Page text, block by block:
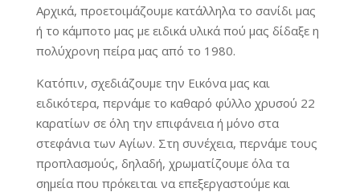
Αρχικά, προετοιμάζουμε κατάλληλα το σανίδι μας
ή το κάμποτο μας με ειδικά υλικά πού μας δίδαξε η
πολύχρονη πείρα μας από το 1980.
Κατόπιν, σχεδιάζουμε την Εικόνα μας και
ειδικότερα, περνάμε το καθαρό φύλλο χρυσού 22
καρατίων σε όλη την επιφάνεια ή μόνο στα
στεφάνια των Αγίων. Στη συνέχεια, περνάμε τους
προπλασμούς, δηλαδή, χρωματίζουμε όλα τα
σημεία που πρόκειται να επεξεργαστούμε και